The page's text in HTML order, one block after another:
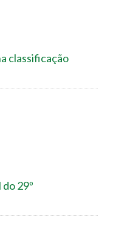
classificação
29º